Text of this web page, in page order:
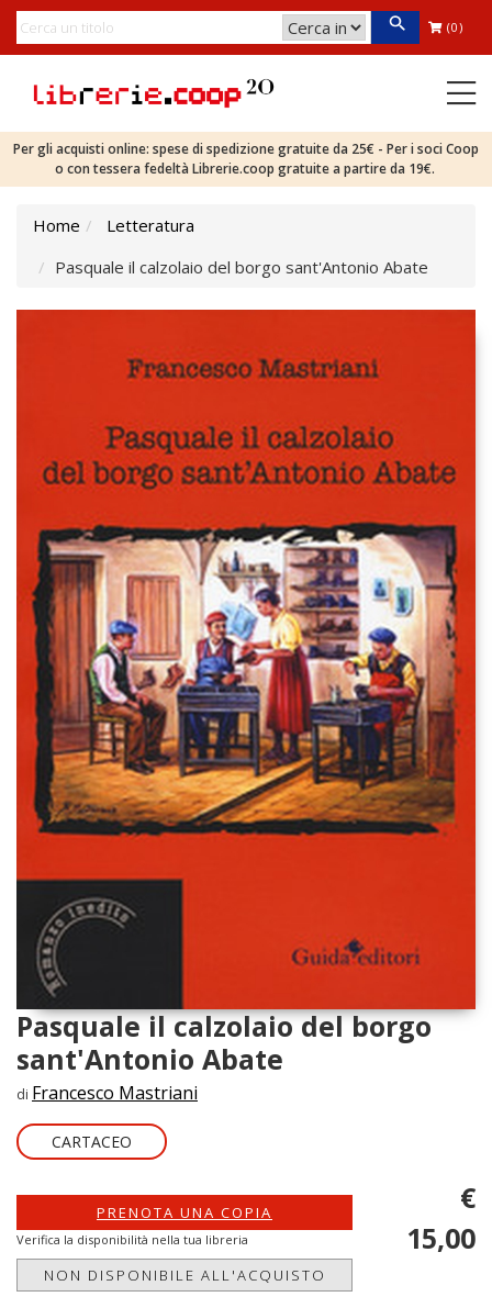
(0)
Per gli acquisti online: spese di spedizione gratuite da 25€ - Per i soci Coop
o con tessera fedeltà Librerie.coop gratuite a partire da 19€.
Home
Letteratura
Pasquale il calzolaio del borgo sant'Antonio Abate
Pasquale il calzolaio del borgo
sant'Antonio Abate
di Francesco Mastriani
CARTACEO
PRENOTA UNA COPIA
Verifica la disponibilità nella tua libreria
NON DISPONIBILE ALL'ACQUISTO
€
15,00